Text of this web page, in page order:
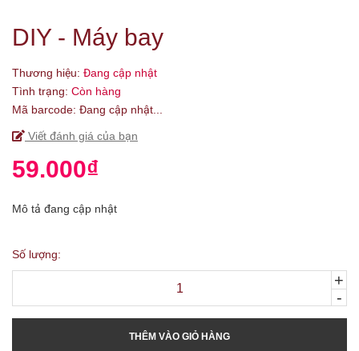
DIY - Máy bay
Thương hiệu: Đang cập nhật
Tình trạng: Còn hàng
Mã barcode: Đang cập nhật...
Viết đánh giá của bạn
59.000₫
Mô tả đang cập nhật
Số lượng:
-
+
THÊM VÀO GIỎ HÀNG